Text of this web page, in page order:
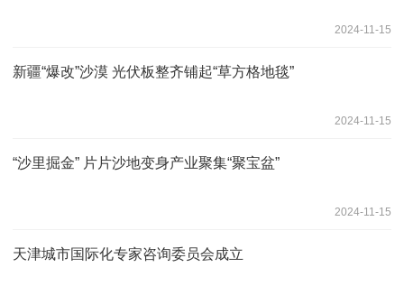
2024-11-15
新疆“爆改”沙漠 光伏板整齐铺起“草方格地毯”
2024-11-15
“沙里掘金” 片片沙地变身产业聚集“聚宝盆”
2024-11-15
天津城市国际化专家咨询委员会成立